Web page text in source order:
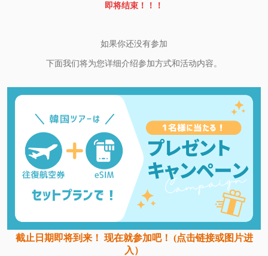
即将结束！！！
如果你还没有参加
下面我们将为您详细介绍参加方式和活动内容。
截止日期即将到来！ 现在就参加吧！ (点击链接或图片进
入）